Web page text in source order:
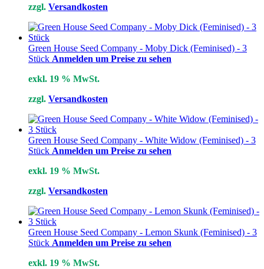
zzgl. Versandkosten
Green House Seed Company - Moby Dick (Feminised) - 3
Stück Anmelden um Preise zu sehen
exkl. 19 % MwSt.
zzgl. Versandkosten
Green House Seed Company - White Widow (Feminised) - 3
Stück Anmelden um Preise zu sehen
exkl. 19 % MwSt.
zzgl. Versandkosten
Green House Seed Company - Lemon Skunk (Feminised) - 3
Stück Anmelden um Preise zu sehen
exkl. 19 % MwSt.